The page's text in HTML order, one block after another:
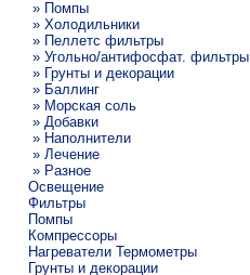
» Помпы
» Холодильники
» Пеллетс фильтры
» Угольно/антифосфат. фильтры
» Грунты и декорации
» Баллинг
» Морская соль
» Добавки
» Наполнители
» Лечение
» Разное
Освещение
Фильтры
Помпы
Компрессоры
Нагреватели Термометры
Грунты и декорации